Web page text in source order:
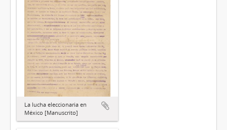
La lucha eleccionaria en
México [Manuscrito]